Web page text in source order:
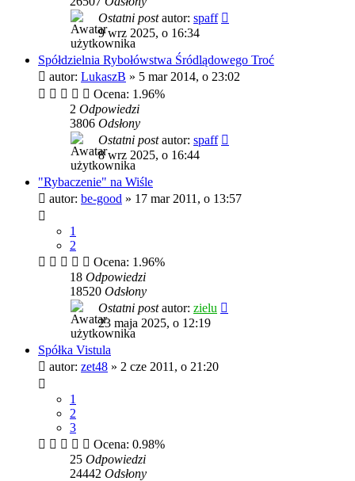
Ostatni postautor: spaff
9 wrz 2025, o 16:34
Spółdzielnia Rybołówstwa Śródlądowego Troć
autor: LukaszB » 5 mar 2014, o 23:02
Ocena: 1.96%
2 Odpowiedzi
3806 Odsłony
Ostatni postautor: spaff
8 wrz 2025, o 16:44
"Rybaczenie" na Wiśle
autor: be-good » 17 mar 2011, o 13:57
1
2
Ocena: 1.96%
18 Odpowiedzi
18520 Odsłony
Ostatni postautor: zielu
23 maja 2025, o 12:19
Spółka Vistula
autor: zet48 » 2 cze 2011, o 21:20
1
2
3
Ocena: 0.98%
25 Odpowiedzi
24442 Odsłony